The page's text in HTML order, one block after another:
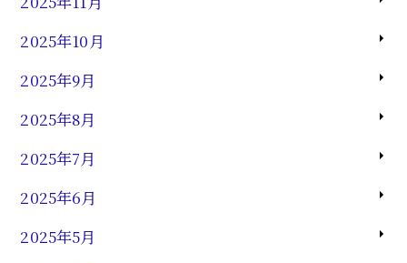
2025年10月
2025年9月
2025年8月
2025年7月
2025年6月
2025年5月